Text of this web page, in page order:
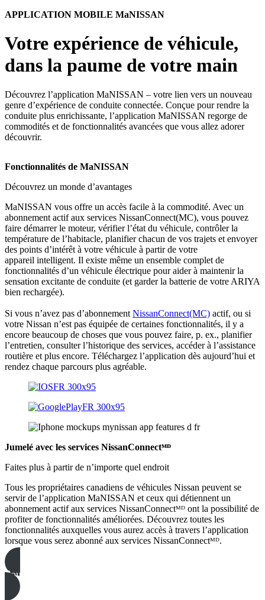
APPLICATION MOBILE MaNISSAN
Votre expérience de véhicule,
dans la paume de votre main
Découvrez l’application MaNISSAN – votre lien vers un nouveau
genre d’expérience de conduite connectée. Conçue pour rendre la
conduite plus enrichissante, l’application MaNISSAN regorge de
commodités et de fonctionnalités avancées que vous allez adorer
découvrir.
Fonctionnalités de MaNISSAN
Découvrez un monde d’avantages
MaNISSAN vous offre un accès facile à la commodité. Avec un
abonnement actif aux services NissanConnect(MC), vous pouvez
faire démarrer le moteur, vérifier l’état du véhicule, contrôler la
température de l’habitacle, planifier chacun de vos trajets et envoyer
des points d’intérêt à votre véhicule à partir de votre
appareil intelligent. Il existe même un ensemble complet de
fonctionnalités d’un véhicule électrique pour aider à maintenir la
sensation excitante de conduite (et garder la batterie de votre ARIYA
bien rechargée).
Si vous n’avez pas d’abonnement NissanConnect(MC) actif, ou si
votre Nissan n’est pas équipée de certaines fonctionnalités, il y a
encore beaucoup de choses que vous pouvez faire, p. ex., planifier
l’entretien, consulter l’historique des services, accéder à l’assistance
routière et plus encore. Téléchargez l’application dès aujourd’hui et
rendez chaque parcours plus agréable.
Jumelé avec les services NissanConnectᴹᴰ
Faites plus à partir de n’importe quel endroit
Tous les propriétaires canadiens de véhicules Nissan peuvent se
servir de l’application MaNISSAN et ceux qui détiennent un
abonnement actif aux services NissanConnectᴹᴰ ont la possibilité de
profiter de fonctionnalités améliorées. Découvrez toutes les
fonctionnalités auxquelles vous aurez accès à travers l’application
lorsque vous serez abonné aux services NissanConnectᴹᴰ.
Pour en savoir plus